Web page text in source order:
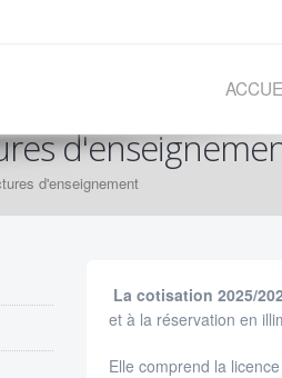
d'enseignement
La cotisation 2025/
et à la réservation en
Elle comprend la